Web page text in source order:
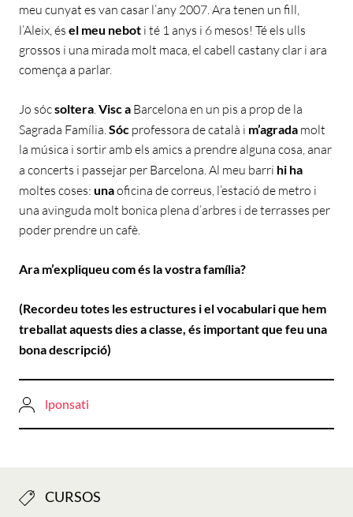
meu cunyat es van casar l’any 2007. Ara tenen un fill,
l’Aleix, és el meu nebot i té 1 anys i 6 mesos! Té els ulls
grossos i una mirada molt maca, el cabell castany clar i ara
comença a parlar.
Jo sócsoltera Visc a Barcelona en un pis a prop de la
Sagrada Família. Sóc professora de català i m’agrada molt
la música i sortir amb els amics a prendre alguna cosa, anar
a concerts i passejar per Barcelona. Al meu barri hi ha
moltes coses: unaoficina de correus, l’estació de metro i
una avinguda molt bonica plena d’arbres i de terrasses per
poder prendre un cafè.
Ara m’expliqueu com és la vostra família?
(Recordeu totes les estructures i el vocabulari que hem
treballat aquests dies a classe, és important que feu una
bona descripció)
lponsati
CURSOS